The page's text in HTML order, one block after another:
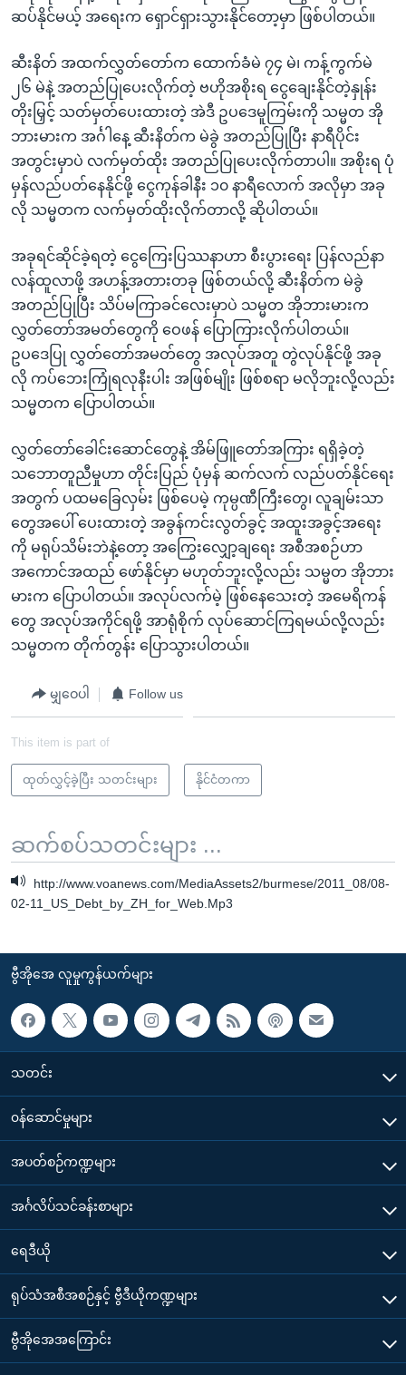
ကျော်
ဆပ်နိုင်မယ့် အရေးက ရှောင်ရှားသွားနိုင်တော့မှာ ဖြစ်ပါတယ်။
ဆီးနိတ် အထက်လွှတ်တော်က ထောက်ခံမဲ ၇၄ မဲ၊ ကန့်ကွက်မဲ
၂၆ မဲနဲ့ အတည်ပြုပေးလိုက်တဲ့ ဗဟိုအစိုးရ ငွေချေးနိုင်တဲ့နှုန်း
တိုးမြှင့် သတ်မှတ်ပေးထားတဲ့ အဲဒီ ဥပဒေမူကြမ်းကို သမ္မတ အို
ဘားမားက အင်္ဂါနေ့ ဆီးနိတ်က မဲခွဲ အတည်ပြုပြီး နာရီပိုင်း
အတွင်းမှာပဲ လက်မှတ်ထိုး အတည်ပြုပေးလိုက်တာပါ။ အစိုးရ ပုံ
မှန်လည်ပတ်နေနိုင်ဖို့ ငွေကုန်ခါနီး ၁၀ နာရီလောက် အလိုမှာ အခု
လို သမ္မတက လက်မှတ်ထိုးလိုက်တာလို့ ဆိုပါတယ်။
အခုရင်ဆိုင်ခဲ့ရတဲ့ ငွေကြေးပြဿနာဟာ စီးပွားရေး ပြန်လည်နာ
လန်ထူလာဖို့ အဟန့်အတားတခု ဖြစ်တယ်လို့ ဆီးနိတ်က မဲခွဲ
အတည်ပြုပြီး သိပ်မကြာခင်လေးမှာပဲ သမ္မတ အိုဘားမားက
လွှတ်တော်အမတ်တွေကို ဝေဖန် ပြောကြားလိုက်ပါတယ်။
ဥပဒေပြု လွှတ်တော်အမတ်တွေ အလုပ်အတူ တွဲလုပ်နိုင်ဖို့ အခု
လို ကပ်ဘေးကြုံရလုနီးပါး အဖြစ်မျိုး ဖြစ်စရာ မလိုဘူးလို့လည်း
သမ္မတက ပြောပါတယ်။
လွှတ်တော်ခေါင်းဆောင်တွေနဲ့ အိမ်ဖြူတော်အကြား ရရှိခဲ့တဲ့
သဘောတူညီမှုဟာ တိုင်းပြည် ပုံမှန် ဆက်လက် လည်ပတ်နိုင်ရေး
အတွက် ပထမခြေလှမ်း ဖြစ်ပေမဲ့ ကုမ္ပဏီကြီးတွေ၊ လူချမ်းသာ
တွေအပေါ် ပေးထားတဲ့ အခွန်ကင်းလွတ်ခွင့် အထူးအခွင့်အရေး
ကို မရုပ်သိမ်းဘဲနဲ့တော့ အကြွေးလျှော့ချရေး အစီအစဉ်ဟာ
အကောင်အထည် ဖော်နိုင်မှာ မဟုတ်ဘူးလို့လည်း သမ္မတ အိုဘား
မားက ပြောပါတယ်။ အလုပ်လက်မဲ့ ဖြစ်နေသေးတဲ့ အမေရိကန်
တွေ အလုပ်အကိုင်ရဖို့ အာရုံစိုက် လုပ်ဆောင်ကြရမယ်လို့လည်း
သမ္မတက တိုက်တွန်း ပြောသွားပါတယ်။
မျှဝေပါ Follow us
This item is part of
ထုတ်လွှင့်ခဲ့ပြီး သတင်းများ နိုင်ငံတကာ
ဆက်စပ်သတင်းများ ...
http://www.voanews.com/MediaAssets2/burmese/2011_08/08-
02-11_US_Debt_by_ZH_for_Web.Mp3
ဗွီအိုအေ လူမှုကွန်ယက်များ
သတင်း
၀န်ဆောင်မှုများ
အပတ်စဉ်ကဏ္ဍများ
အင်္ဂလိပ်သင်ခန်းစာများ
ရေဒီယို
ရုပ်သံအစီအစဉ်နှင့် ဗွီဒီယိုကဏ္ဍများ
ဗွီအိုအေအကြောင်း